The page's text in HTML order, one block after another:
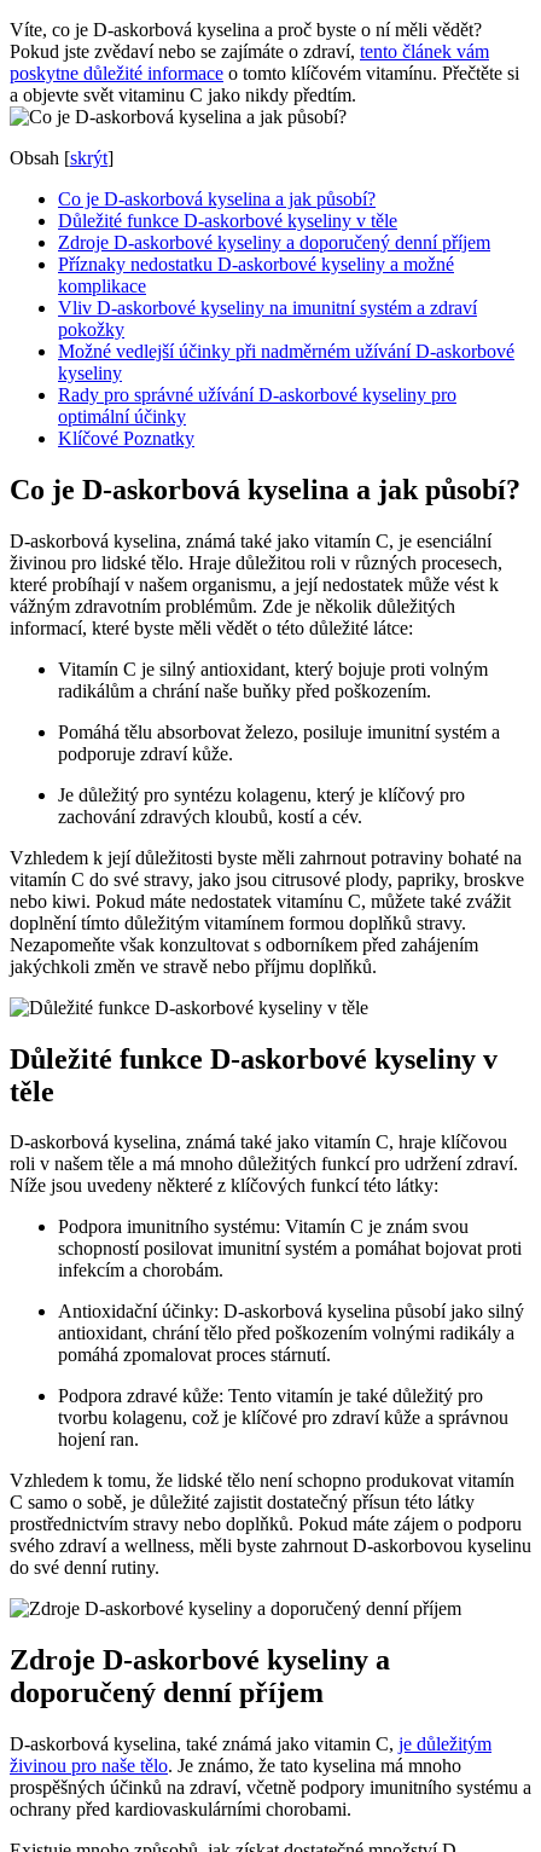
Víte, co je D-askorbová kyselina a proč byste o ní měli vědět?
Pokud jste zvědaví nebo se zajímáte o zdraví, tento článek vám
poskytne důležité informace o tomto klíčovém vitamínu. Přečtěte si
a objevte svět vitaminu C jako nikdy předtím.
Obsah [skrýt]
Co je D-askorbová kyselina a jak působí?
Důležité funkce D-askorbové kyseliny v těle
Zdroje D-askorbové kyseliny a doporučený denní příjem
Příznaky nedostatku D-askorbové kyseliny a možné
komplikace
Vliv D-askorbové kyseliny na imunitní systém a zdraví
pokožky
Možné vedlejší účinky při nadměrném užívání D-askorbové
kyseliny
Rady pro správné užívání D-askorbové kyseliny pro
optimální účinky
Klíčové Poznatky
Co je D-askorbová kyselina a jak působí?
D-askorbová kyselina, známá také jako vitamín C, je esenciální
živinou pro lidské tělo. Hraje důležitou roli v různých procesech,
které probíhají v našem organismu, a její nedostatek může vést k
vážným zdravotním problémům. Zde je několik důležitých
informací, které byste měli vědět o této důležité látce:
Vitamín C je silný antioxidant, který bojuje proti volným
radikálům a chrání naše buňky před poškozením.
Pomáhá tělu absorbovat železo, posiluje imunitní systém a
podporuje zdraví kůže.
Je důležitý pro syntézu kolagenu, který je klíčový pro
zachování zdravých kloubů, kostí a cév.
Vzhledem k její důležitosti byste měli zahrnout potraviny bohaté na
vitamín C do své stravy, jako jsou citrusové plody, papriky, broskve
nebo kiwi. Pokud máte nedostatek vitamínu C, můžete také zvážit
doplnění tímto důležitým vitamínem formou doplňků stravy.
Nezapomeňte však konzultovat s odborníkem před zahájením
jakýchkoli změn ve stravě nebo příjmu doplňků.
Důležité funkce D-askorbové kyseliny v
těle
D-askorbová kyselina, známá také jako vitamín C, hraje klíčovou
roli v našem těle a má mnoho důležitých funkcí pro udržení zdraví.
Níže jsou uvedeny některé z klíčových funkcí této látky:
Podpora imunitního systému: Vitamín C je znám svou
schopností posilovat imunitní systém a pomáhat bojovat proti
infekcím a chorobám.
Antioxidační účinky: D-askorbová kyselina působí jako silný
antioxidant, chrání tělo před poškozením volnými radikály a
pomáhá zpomalovat proces stárnutí.
Podpora zdravé kůže: Tento vitamín je také důležitý pro
tvorbu kolagenu, což je klíčové pro zdraví kůže a správnou
hojení ran.
Vzhledem k tomu, že lidské tělo není schopno produkovat vitamín
C samo o sobě, je důležité zajistit dostatečný přísun této látky
prostřednictvím stravy nebo doplňků. Pokud máte zájem o podporu
svého zdraví a wellness, měli byste zahrnout D-askorbovou kyselinu
do své denní rutiny.
Zdroje D-askorbové kyseliny a
doporučený denní příjem
D-askorbová kyselina, také známá jako vitamin C, je důležitým
živinou pro naše tělo. Je známo, že tato kyselina má mnoho
prospěšných účinků na zdraví, včetně podpory imunitního systému a
ochrany před kardiovaskulárními chorobami.